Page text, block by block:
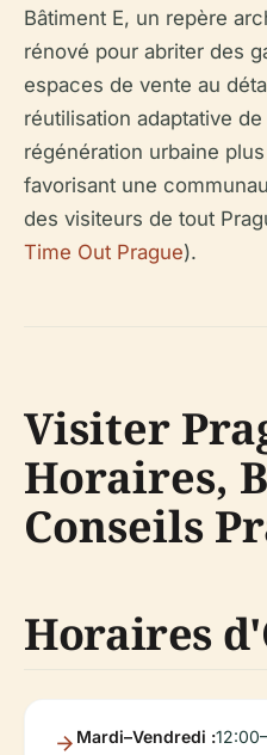
Bâtiment E, un repère
rénové pour abriter des
espaces de vente au
réutilisation adaptative
régénération urbaine
favorisant une
des visiteurs de tout
Time Out Prague).
Visiter
Horaires,
Conseils
Horaires
Mardi–Vendredi :